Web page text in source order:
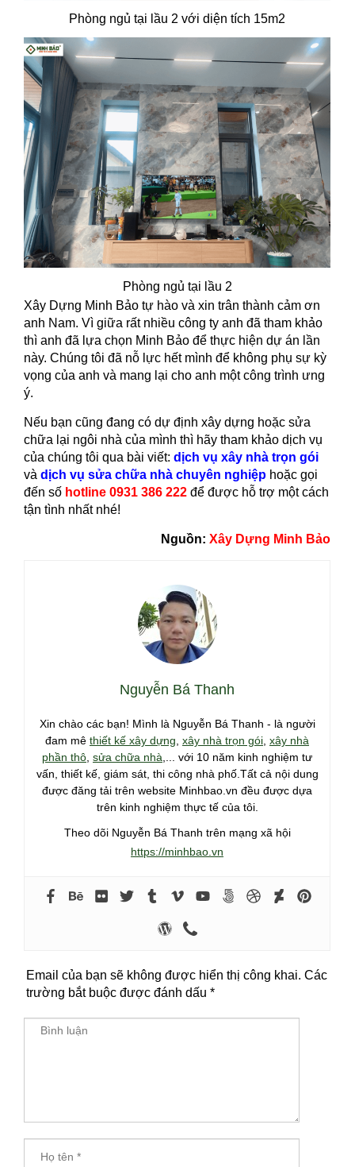
Phòng ngủ tại lầu 2 với diện tích 15m2
Phòng ngủ tại lầu 2
Xây Dựng Minh Bảo tự hào và xin trân thành cảm ơn
anh Nam. Vì giữa rất nhiều công ty anh đã tham khảo
thì anh đã lựa chọn Minh Bảo để thực hiện dự án lần
này. Chúng tôi đã nỗ lực hết mình để không phụ sự kỳ
vọng của anh và mang lại cho anh một công trình ưng
ý.
Nếu bạn cũng đang có dự định xây dựng hoặc sửa
chữa lại ngôi nhà của mình thì hãy tham khảo dịch vụ
của chúng tôi qua bài viết: dịch vụ xây nhà trọn gói
và dịch vụ sửa chữa nhà chuyên nghiệp hoặc gọi
đến số hotline 0931 386 222 để được hỗ trợ một cách
tận tình nhất nhé!
Nguồn: Xây Dựng Minh Bảo
Nguyễn Bá Thanh
Xin chào các bạn! Mình là Nguyễn Bá Thanh - là người
đam mê thiết kế xây dựng, xây nhà trọn gói, xây nhà
phần thô, sửa chữa nhà,... với 10 năm kinh nghiệm tư
vấn, thiết kế, giám sát, thi công nhà phố.Tất cả nội dung
được đăng tải trên website Minhbao.vn đều được dựa
trên kinh nghiệm thực tế của tôi.
Theo dõi Nguyễn Bá Thanh trên mạng xã hội
https://minhbao.vn
Email của bạn sẽ không được hiển thị công khai. Các
trường bắt buộc được đánh dấu *